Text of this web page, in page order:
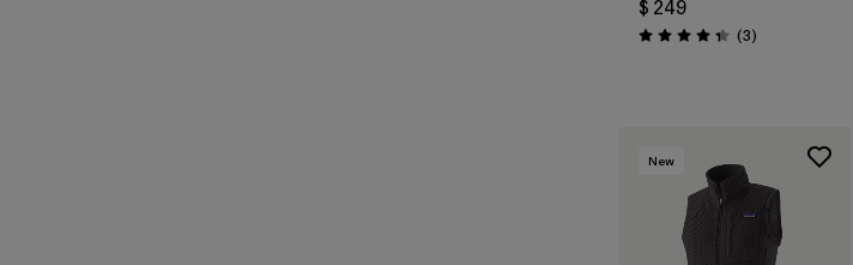
$ 249
Valoración: 4.3 / 5
(3Comentarios
)
New